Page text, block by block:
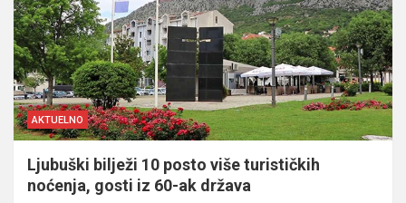
AKTUELNO
Ljubuški bilježi 10 posto više turističkih
noćenja, gosti iz 60-ak država